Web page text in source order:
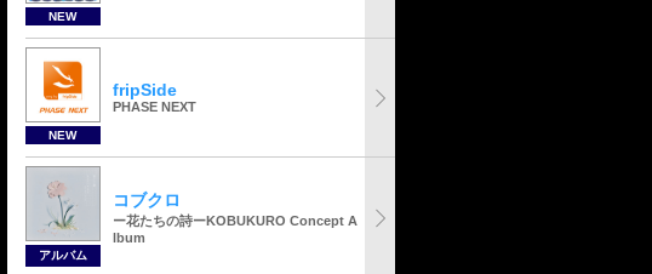
NEW
NEW
fripSide
PHASE NEXT
アルバム
コブクロ
ー花たちの詩ーKOBUKURO Concept A
lbum